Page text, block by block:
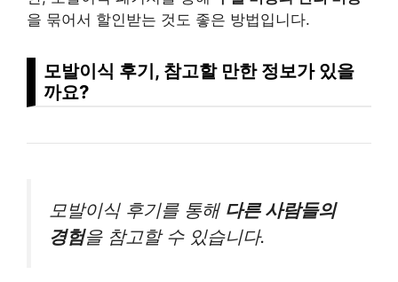
을 묶어서 할인받는 것도 좋은 방법입니다.
모발이식 후기, 참고할 만한 정보가 있을
까요?
모발이식 후기를 통해 다른 사람들의
경험을 참고할 수 있습니다.